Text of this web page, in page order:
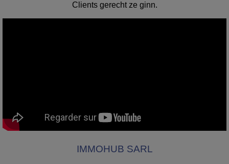
Clients gerecht ze ginn.
IMMOHUB SARL